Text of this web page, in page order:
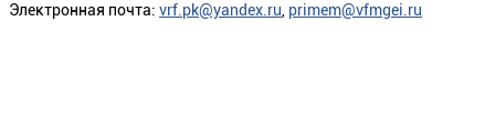
Электронная почта: vrf.pk@yandex.ru, primem@vfmgei.ru